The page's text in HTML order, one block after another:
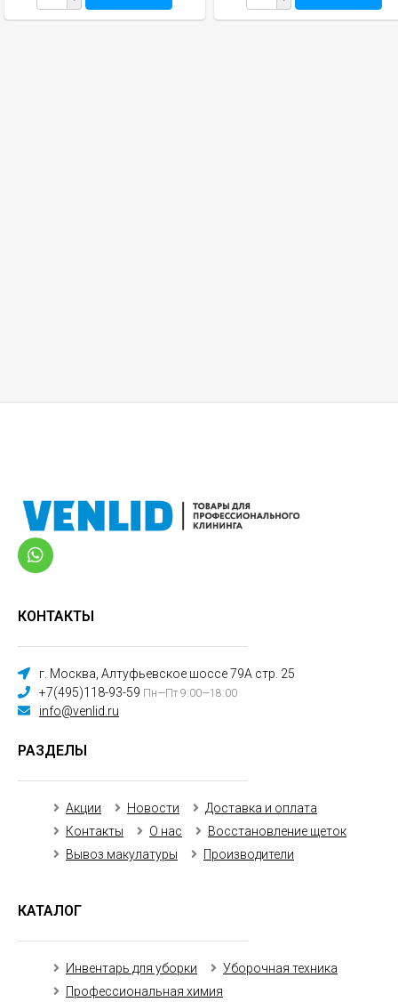
КОНТАКТЫ
г. Москва, Алтуфьевское шоссе 79А стр. 25
+7(495)118-93-59 Пн—Пт 9:00—18:00
info@venlid.ru
РАЗДЕЛЫ
Акции Новости
Доставка и оплата
Контакты
О нас
Восстановление щеток
Вывоз макулатуры
Производители
КАТАЛОГ
Инвентарь для уборки
Уборочная техника
Профессиональная химия